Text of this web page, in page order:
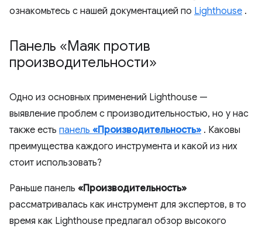
ознакомьтесь с нашей документацией по Lighthouse .
Панель «Маяк против
производительности»
Одно из основных применений Lighthouse —
выявление проблем с производительностью, но у нас
также есть панель «Производительность» . Каковы
преимущества каждого инструмента и какой из них
стоит использовать?
Раньше панель «Производительность»
рассматривалась как инструмент для экспертов, в то
время как Lighthouse предлагал обзор высокого